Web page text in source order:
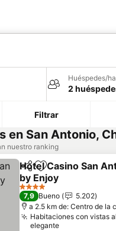
Huéspedes/
2
Filtrar
en San Antonio,
nuestro ranking
CompartirAgregar a
Hotel Casino San
by Enjoy
Ver precios
4 Estrellas
7,9 Bueno
5.202
a 2.5 km de: Centro de la
Habitaciones con vistas
elegante